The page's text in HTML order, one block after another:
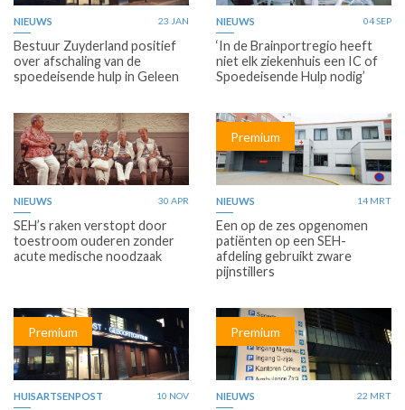
NIEUWS 23 JAN
Bestuur Zuyderland positief
over afschaling van de
spoedeisende hulp in Geleen
NIEUWS 04 SEP
‘In de Brainportregio heeft
niet elk ziekenhuis een IC of
Spoedeisende Hulp nodig’
NIEUWS 30 APR
SEH’s raken verstopt door
toestroom ouderen zonder
acute medische noodzaak
Premium
NIEUWS 14 MRT
Een op de zes opgenomen
patiënten op een SEH-
afdeling gebruikt zware
pijnstillers
Premium
HUISARTSENPOST 10 NOV
Premium
NIEUWS 22 MRT